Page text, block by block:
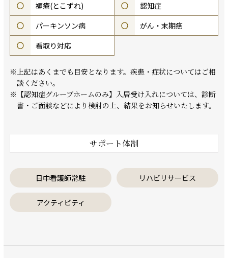
○
褥瘡(とこずれ) ○
認知症
○
パーキンソン病 ○
がん・末期癌
○
看取り対応
※上記はあくまでも目安となります。疾患・症状についてはご相
談ください。
※【認知症グループホームのみ】入居受け入れについては、診断
書・ご面談などにより検討の上、結果をお知らせいたします。
サポート体制
日中看護師常駐 リハビリサービス
アクティビティ